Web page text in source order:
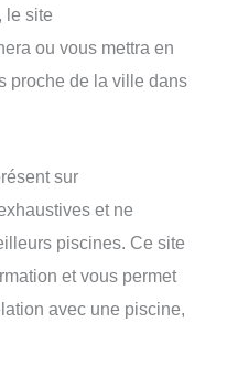
le site
ou vous mettra en
proche de la ville dans
sur
et ne
piscines. Ce site
et vous permet
avec une piscine,